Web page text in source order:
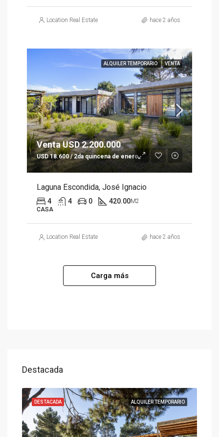
Location Real Estate hace 2 años
ALQUILER TEMPORARIO VENTA
Venta USD 2.200.000
USD 18.600 / 2da quincena de enero
Laguna Escondida, José Ignacio
4 4 0 420.00M2
CASA
Location Real Estate hace 2 años
Carga más
Destacada
ALQUILER TEMPORARIO
DESTACADA